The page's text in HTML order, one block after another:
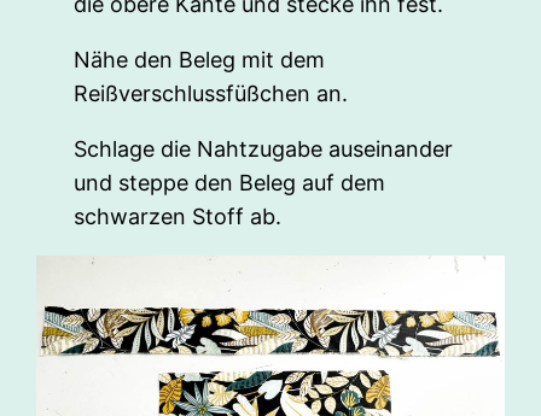
Nähe den Beleg mit dem
Reißverschlussfüßchen an.
Schlage die Nahtzugabe auseinander
und steppe den Beleg auf dem
schwarzen Stoff ab.